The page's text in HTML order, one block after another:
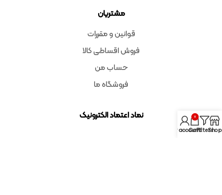
مشتریان
قوانین و مقررات
فروش اقساطی کالا
حساب من
فروشگاه ما
نماد اعتماد الکترونیک
Shop
Filters
0
Cart
My account